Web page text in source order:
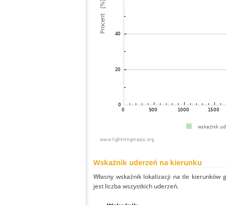
Wskaźnik uderzeń na kierunku
Własny wskaźnik lokalizacji na tle
jest liczba wszystkich uderzeń.